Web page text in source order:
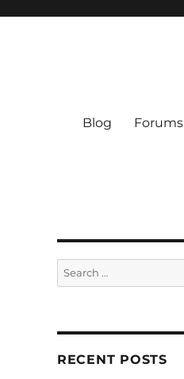
Blog Forums
Search
for:
RECENT POSTS